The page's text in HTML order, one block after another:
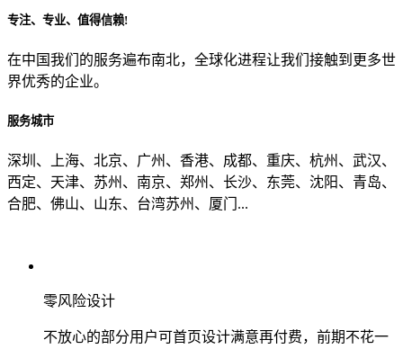
专注、专业、值得信赖!
在中国我们的服务遍布南北，全球化进程让我们接触到更多世
界优秀的企业。
服务城市
深圳、上海、北京、广州、香港、成都、重庆、杭州、武汉、
西定、天津、苏州、南京、郑州、长沙、东莞、沈阳、青岛、
合肥、佛山、山东、台湾苏州、厦门...
零风险设计
不放心的部分用户可首页设计满意再付费，前期不花一